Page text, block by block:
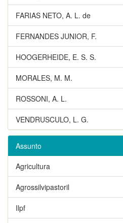
FARIAS NETO, A. L. de
FERNANDES JUNIOR, F.
HOOGERHEIDE, E. S. S.
MORALES, M. M.
ROSSONI, A. L.
VENDRUSCULO, L. G.
Assunto
Agricultura
Agrossilvipastoril
Ilpf